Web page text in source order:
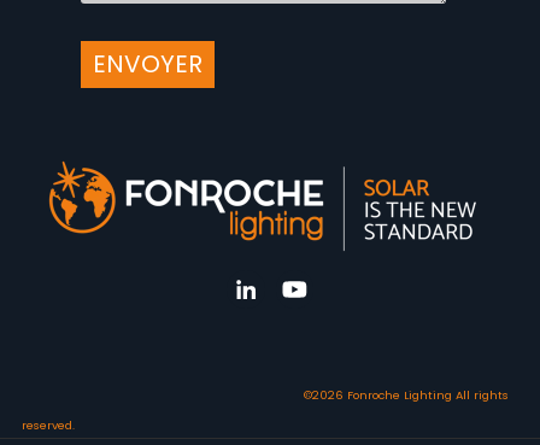
©2026 Fonroche Lighting All rights
reserved.